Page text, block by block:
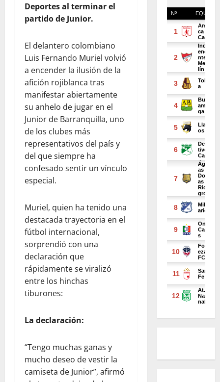
Deportes al terminar el
partido de Junior.
El delantero colombiano
Luis Fernando Muriel volvió
a encender la ilusión de la
afición rojiblanca tras
manifestar abiertamente
su anhelo de jugar en el
Junior de Barranquilla, uno
de los clubes más
representativos del país y
del que siempre ha
confesado sentir un vínculo
especial.
Muriel, quien ha tenido una
destacada trayectoria en el
fútbol internacional,
sorprendió con una
declaración que
rápidamente se viralizó
entre los hinchas
tiburones:
La declaración:
“Tengo muchas ganas y
mucho deseo de vestir la
camiseta de Junior”, afirmó